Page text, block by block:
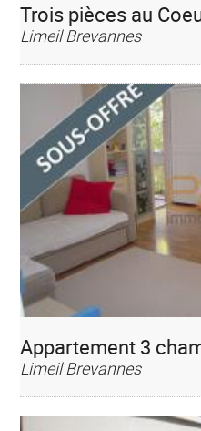
Trois pièces au
Limeil Brevannes
Appartement 3
Limeil Brevannes